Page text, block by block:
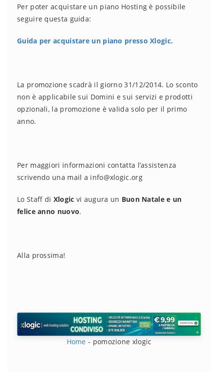
Per poter acquistare un piano Hosting è possibile
seguire questa guida:
Guida per acquistare un piano presso Xlogic.
La promozione scadrà il giorno 31/12/2014. Lo sconto
non è applicabile sui Domini e sui servizi e prodotti
opzionali, la promozione è valida solo per il primo
anno.
Per maggiori informazioni contatta l’assistenza
scrivendo una mail a info@xlogic.org
Lo Staff di Xlogic vi augura un Buon Natale e un
felice anno nuovo.
Alla prossima!
Home - pomozione xlogic